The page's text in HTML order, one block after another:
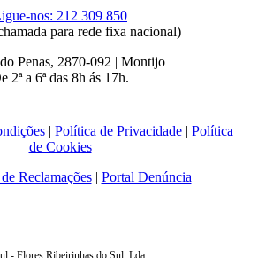
nos: 212 309 850
para rede fixa nacional)
Penas, 2870-092 | Montijo
2ª a 6ª das 8h ás 17h.
| Política de Privacidade| Política
de Cookies
Reclamações| Portal Denúncia
- Flores Ribeirinhas do Sul, Lda